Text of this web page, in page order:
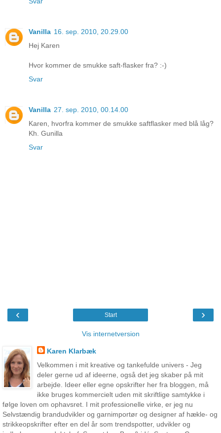
Vanilla 16. sep. 2010, 20.29.00
Hej Karen
Hvor kommer de smukke saft-flasker fra? :-)
Svar
Vanilla 27. sep. 2010, 00.14.00
Karen, hvorfra kommer de smukke saftflasker med blå låg?
Kh. Gunilla
Svar
‹ ›
Start
Vis internetversion
Karen Klarbæk
Velkommen i mit kreative og tankefulde univers - Jeg
deler gerne ud af ideerne, også det jeg skaber på mit
arbejde. Ideer eller egne opskrifter her fra bloggen, må
ikke bruges kommercielt uden mit skriftlige samtykke i
følge loven om ophavsret. I mit professionelle virke, er jeg nu
Selvstændig brandudvikler og garnimportør og designer af hækle- og
strikkeopskrifter efter en del år som trendspotter, udvikler og